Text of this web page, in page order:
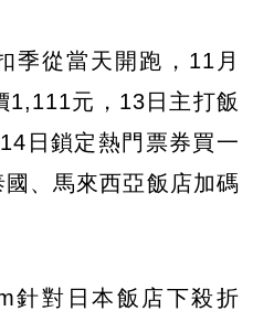
季從當天開跑，11月
1,111元，13日主打飯
日鎖定熱門票券買一
、馬來西亞飯店加碼
針對日本飯店下殺折